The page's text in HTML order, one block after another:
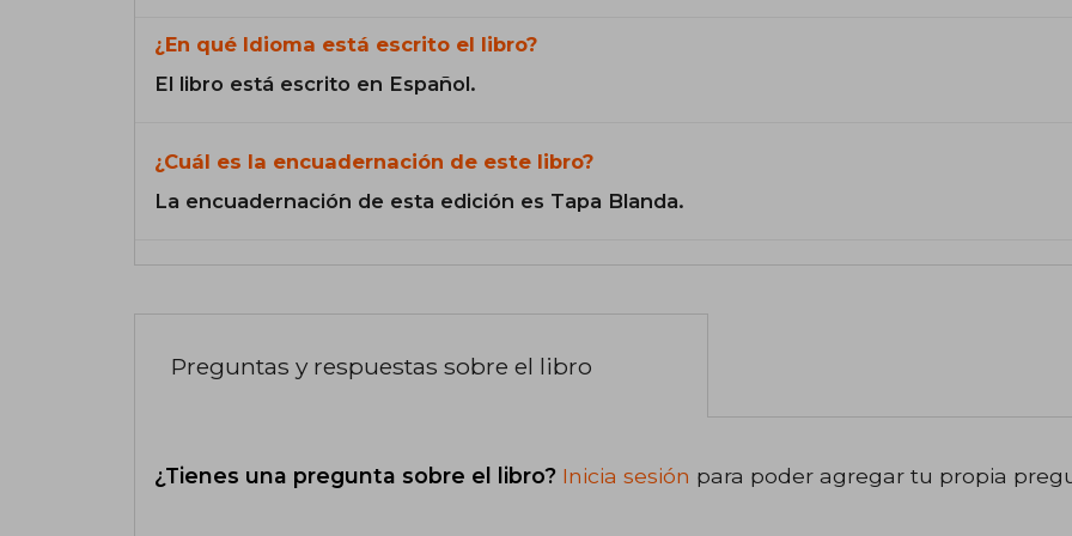
¿En qué Idioma está escrito el libro?
El libro está escrito en Español.
¿Cuál es la encuadernación de este libro?
La encuadernación de esta edición es Tapa Blanda.
Preguntas y respuestas sobre el libro
¿Tienes una pregunta sobre el libro? Inicia sesión para poder agregar tu propia